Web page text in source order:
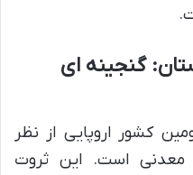
گنجینه ای
کشور اروپایی از نظر
معدنی است. این ثروت